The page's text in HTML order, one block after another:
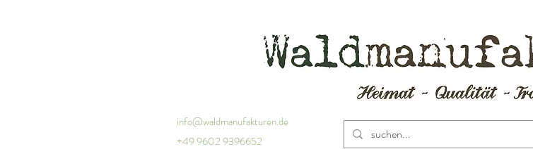
info@waldmanufakturen.de
+49 9602 9396652